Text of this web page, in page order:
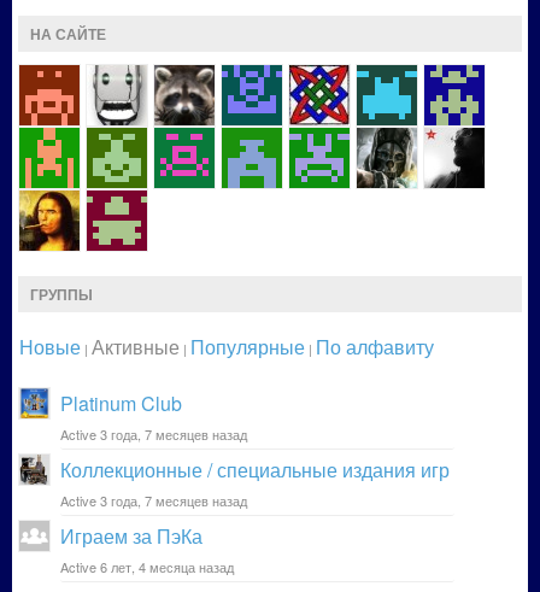
НА САЙТЕ
ГРУППЫ
Новые | Активные | Популярные | По алфавиту
Platinum Club
Active 3 года, 7 месяцев назад
Коллекционные / специальные издания игр
Active 3 года, 7 месяцев назад
Играем за ПэКа
Active 6 лет, 4 месяца назад